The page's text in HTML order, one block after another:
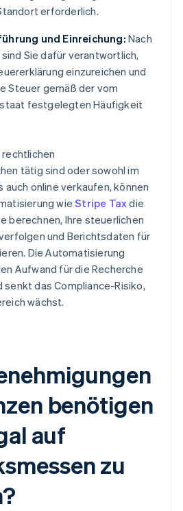
erforderlich.
und Einreichung: Nach
Sie dafür verantwortlich,
einzureichen und
Steuer gemäß der vom
festgelegten Häufigkeit
rechtlichen
tätig sind oder sowohl im
auch online verkaufen, können
wieStripe Taxdie
berechnen, Ihre steuerlichen
und Berichtsdaten für
Die Automatisierung
Aufwand für die Recherche
das Compliance-Risiko,
wächst.
benötigen
auf
zu